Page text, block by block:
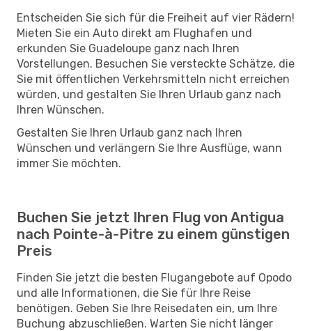
Entscheiden Sie sich für die Freiheit auf vier Rädern!
Mieten Sie ein Auto direkt am Flughafen und
erkunden Sie Guadeloupe ganz nach Ihren
Vorstellungen. Besuchen Sie versteckte Schätze, die
Sie mit öffentlichen Verkehrsmitteln nicht erreichen
würden, und gestalten Sie Ihren Urlaub ganz nach
Ihren Wünschen.
Gestalten Sie Ihren Urlaub ganz nach Ihren
Wünschen und verlängern Sie Ihre Ausflüge, wann
immer Sie möchten.
Buchen Sie jetzt Ihren Flug von Antigua
nach Pointe-à-Pitre zu einem günstigen
Preis
Finden Sie jetzt die besten Flugangebote auf Opodo
und alle Informationen, die Sie für Ihre Reise
benötigen. Geben Sie Ihre Reisedaten ein, um Ihre
Buchung abzuschließen. Warten Sie nicht länger